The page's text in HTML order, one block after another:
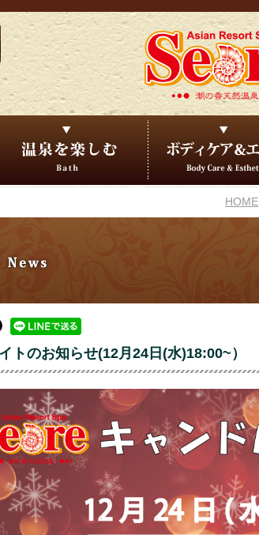
HOME
トのお知らせ(12月24日(水)18:00~）